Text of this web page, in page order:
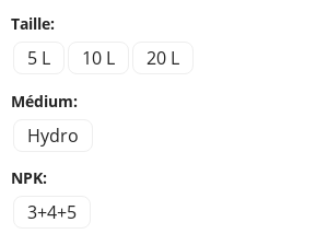
Taille:
5 L 10 L 20 L
Médium:
Hydro
NPK:
3+4+5